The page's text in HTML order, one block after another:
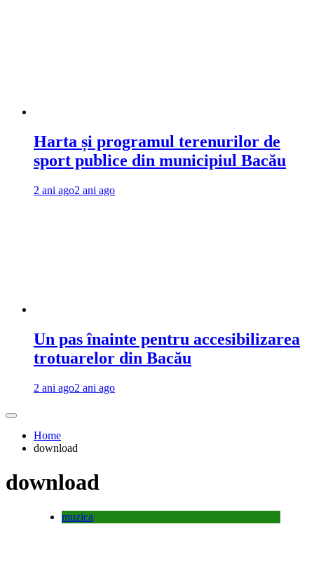
Harta și programul terenurilor de
sport publice din municipiul Bacău
2 ani ago2 ani ago
Un pas înainte pentru accesibilizarea
trotuarelor din Bacău
2 ani ago2 ani ago
Home
download
download
muzica